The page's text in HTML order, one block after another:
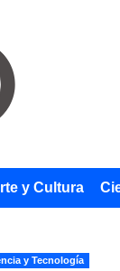
y Cultura
y Tecnología